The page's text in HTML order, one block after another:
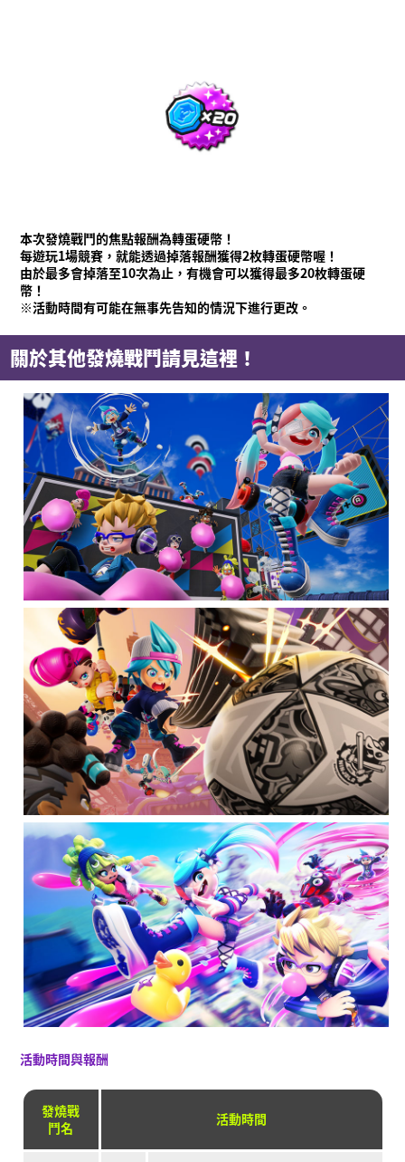
本次發燒戰鬥的焦點報酬為轉蛋硬幣！
每遊玩1場競賽，就能透過掉落報酬獲得2枚轉蛋硬幣喔！
由於最多會掉落至10次為止，有機會可以獲得最多20枚轉蛋硬
幣！
※活動時間有可能在無事先告知的情況下進行更改。
關於其他發燒戰鬥請見這裡！
活動時間與報酬
發燒戰
鬥名
活動時間